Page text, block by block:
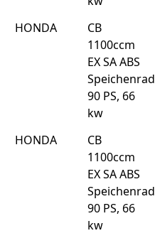
HONDA
CB
1100ccm
EX SA ABS
Speichenrad
90 PS, 66
kw
HONDA
CB
1100ccm
EX SA ABS
Speichenrad
90 PS, 66
kw